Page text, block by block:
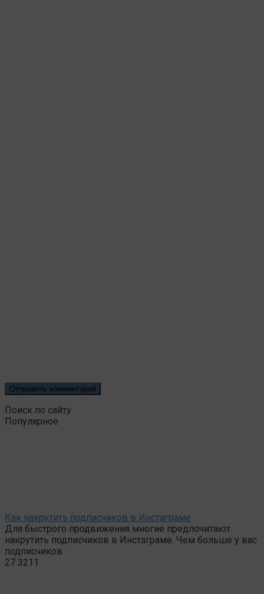
Поиск по сайту
Популярное
Как накрутить подписчиков в Инстаграме
Для быстрого продвижения многие предпочитают
накрутить подписчиков в Инстаграме. Чем больше у вас
подписчиков
27 3211